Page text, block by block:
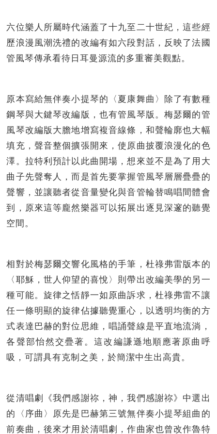
六位樂人所屬時代涵蓋了十九至二十世紀，這些經
歷浪漫風潮洗禮的改編有如六段對話，反映了法國
管風琴傳承看待日耳曼源流的多重審美觀點。
原本寫給無伴奏小提琴的〈夏康舞曲〉除了有數種
鋼琴與大鍵琴改編版，也有管風琴版。梅瑟爾的管
風琴改編版大膽地增寫複音線條，和聲輪廓也大幅
填充，聲音整個擴張開來，使原曲披覆浪漫化的色
澤。拉特利預計以此曲開場，想來並不是為了用大
曲子先聲奪人，而是首先要掌握管風琴層層疊疊的
聲響，並讓聽者從音量變化與音管輪替鳴唱間體會
到，原來這等龐然樂器可以拓展出逐見深邃的聽覺
空間。
相對於梅瑟爾交響化風格的手筆，杜祿弗雷版本的
〈耶穌，世人仰望的喜悅〉則帶出改編美學的另一
種可能。旋律之恬靜一如原曲訴求，杜祿弗雷不讓
任一條明顯的旋律佔據聽覺重心，以透明均衡的方
式表達巴赫的對位思維，唱誦聲線是平直地流淌，
各聲部怡然交疊著。這改編謙遜地順應著原曲呼
吸，可謂具有克制之美，於簡潔中生出高貴。
從清唱劇《我們感謝祢，神，我們感謝祢》中選出
的〈序曲〉原先是巴赫第三號無伴奏小提琴組曲的
前奏曲，後來才用於清唱劇，作曲家也曾改作魯特